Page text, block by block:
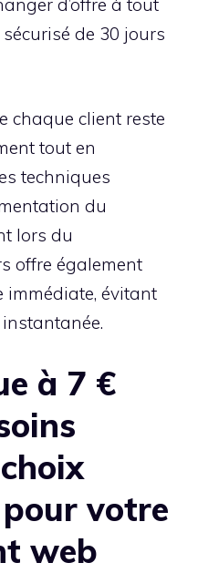
d’offre à tout
de 30 jours
chaque client reste
tout en
techniques
du
lors du
offre également
immédiate, évitant
à 7 €
votre
web